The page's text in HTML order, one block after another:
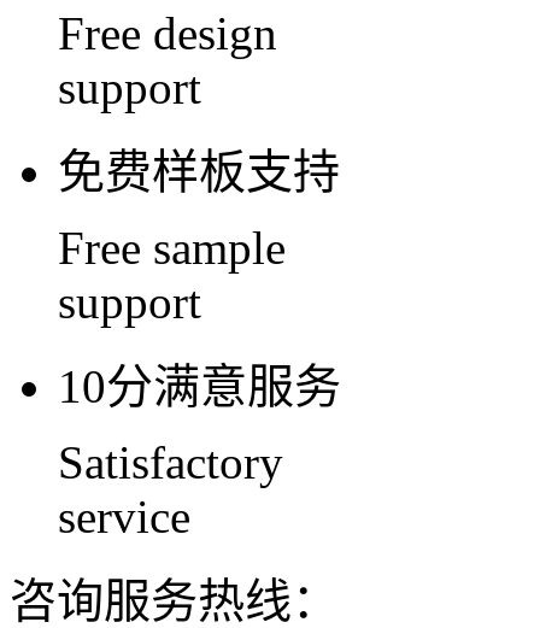
Free design
support
免费样板支持
Free sample
support
10分满意服务
Satisfactory
service
咨询服务热线：